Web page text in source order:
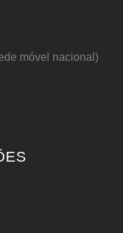
móvel nacional)